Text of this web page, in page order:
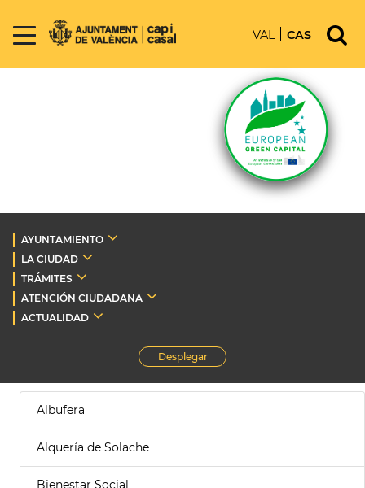
VAL CAS
AYUNTAMIENTO
LA CIUDAD
TRÁMITES
ATENCIÓN CIUDADANA
ACTUALIDAD
Desplegar
Albufera
Alquería de Solache
Bienestar Social